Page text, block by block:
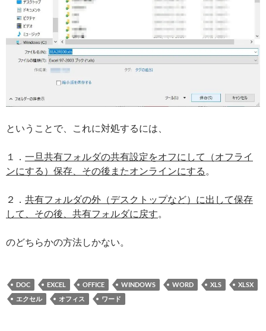
ということで、これに対処するには、
１． 一旦共有フォルダの共有設定をオフにして（オフライ
ンにする）保存、その後またオンラインにする 。
２． 共有フォルダの外（デスクトップなど）に出して保存
して、その後、共有フォルダに戻す。
のどちらかの方法しかない。
DOC EXCEL OFFICE WINDOWS WORD XLS
XLSX
エクセル
オフィス ワード